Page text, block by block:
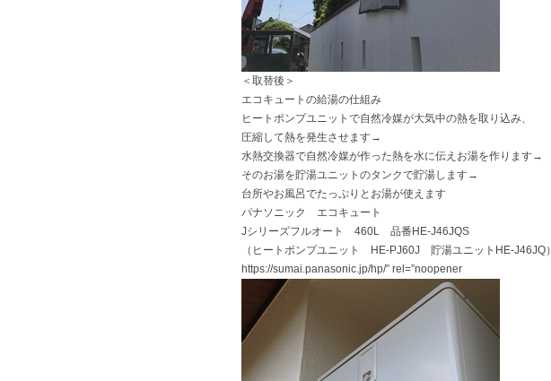
＜取替後＞
エコキュートの給湯の仕組み
ヒートポンプユニットで自然冷媒が大気中の熱を取り込み、
圧縮して熱を発生させます→
水熱交換器で自然冷媒が作った熱を水に伝えお湯を作ります→
そのお湯を貯湯ユニットのタンクで貯湯します→
台所やお風呂でたっぷりとお湯が使えます
パナソニック エコキュート
Jシリーズフルオート 460L 品番HE-J46JQS
（ヒートポンプユニット HE-PJ60J 貯湯ユニットHE-J46JQ）
https://sumai.panasonic.jp/hp/” rel=”noopener